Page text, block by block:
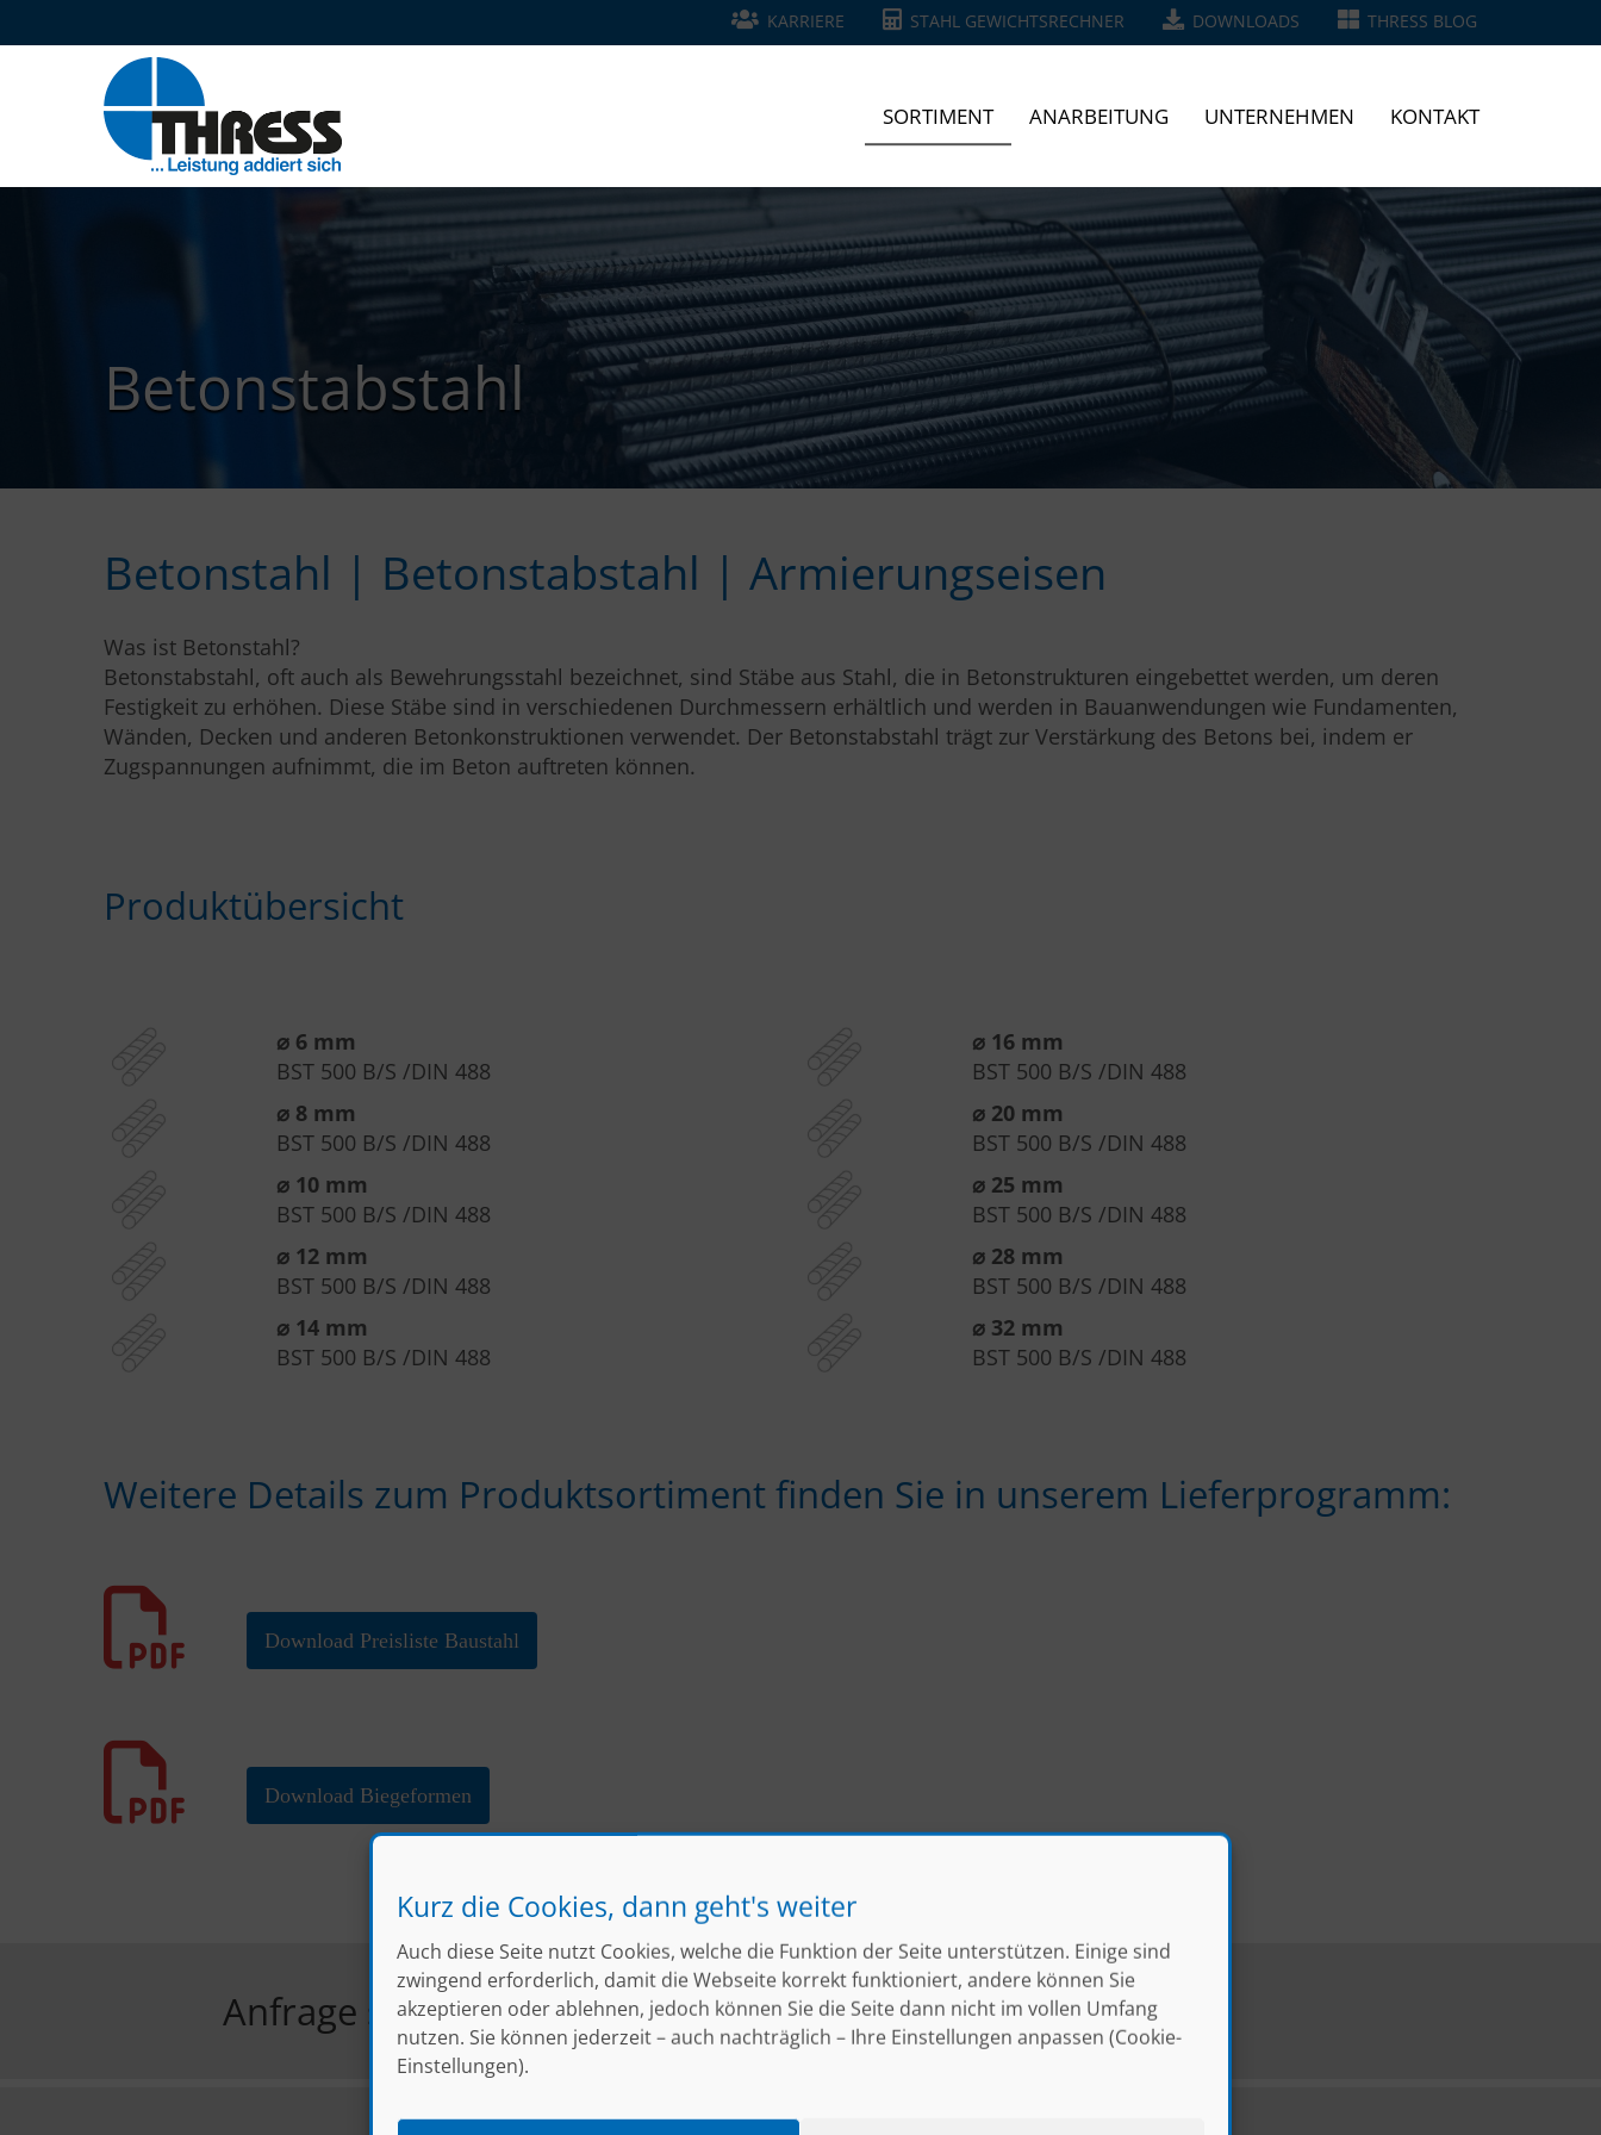
Kurz die Cookies, dann geht's weiter
Auch diese Seite nutzt Cookies, welche die Funktion der Seite unterstützen. Einige sind
zwingend erforderlich, damit die Webseite korrekt funktioniert, andere können Sie
akzeptieren oder ablehnen, jedoch können Sie die Seite dann nicht im vollen Umfang
nutzen. Sie können jederzeit – auch nachträglich – Ihre Einstellungen anpassen (Cookie-
Einstellungen).
KARRIERE STAHL GEWICHTSRECHNER DOWNLOADS THRESS BLOG
SORTIMENT ANARBEITUNG UNTERNEHMEN KONTAKT
Beton­stabstahl
Betonstahl | Betonstabstahl | Armierungseisen
Was ist Betonstahl?
Betonstabstahl, oft auch als Bewehrungsstahl bezeichnet, sind Stäbe aus Stahl, die in Betonstrukturen eingebettet werden, um deren
Festigkeit zu erhöhen. Diese Stäbe sind in verschiedenen Durchmessern erhältlich und werden in Bauanwendungen wie Fundamenten,
Wänden, Decken und anderen Betonkonstruktionen verwendet. Der Betonstabstahl trägt zur Verstärkung des Betons bei, indem er
Zugspannungen aufnimmt, die im Beton auftreten können.
Produktübersicht
⌀ 6 mm
BST 500 B/S /DIN 488
⌀ 16 mm
BST 500 B/S /DIN 488
⌀ 8 mm
BST 500 B/S /DIN 488
⌀ 20 mm
BST 500 B/S /DIN 488
⌀ 10 mm
BST 500 B/S /DIN 488
⌀ 25 mm
BST 500 B/S /DIN 488
⌀ 12 mm
BST 500 B/S /DIN 488
⌀ 28 mm
BST 500 B/S /DIN 488
⌀ 14 mm
BST 500 B/S /DIN 488
⌀ 32 mm
BST 500 B/S /DIN 488
Weitere Details zum Produktsortiment finden Sie in unserem Lieferprogramm:
Download Preisliste Baustahl
Download Biegeformen
Anfrage stellen